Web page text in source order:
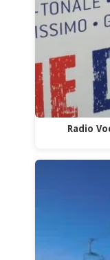
Radio